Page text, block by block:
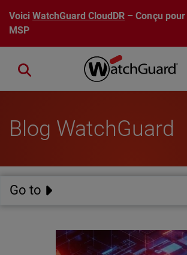
Aller au contenu principal
VoiciWatchGuard CloudDR – Conçu
MSP
Close search
Blog WatchGuard
Go to